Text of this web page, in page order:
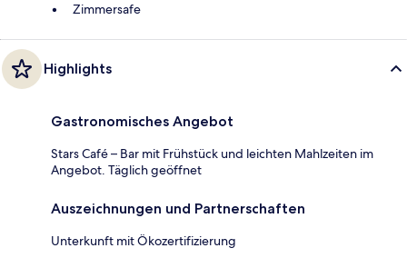
Zimmersafe
Highlights
Gastronomisches Angebot
Stars Café – Bar mit Frühstück und leichten Mahlzeiten im
Angebot. Täglich geöffnet
Auszeichnungen und Partnerschaften
Unterkunft mit Ökozertifizierung